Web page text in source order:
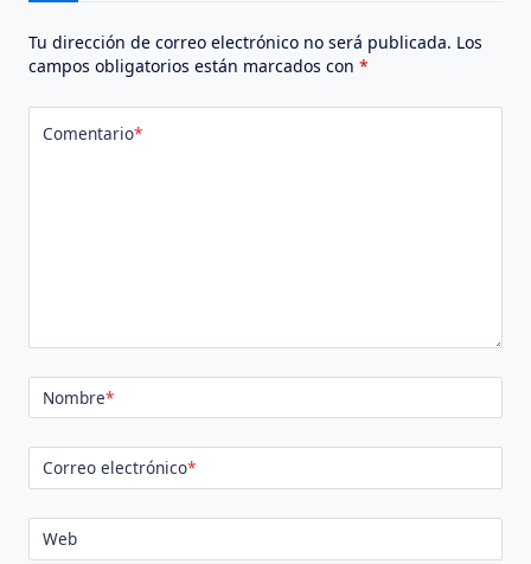
Tu dirección de correo electrónico no será publicada. Los
campos obligatorios están marcados con *
Comentario*
Nombre*
Correo electrónico*
Web